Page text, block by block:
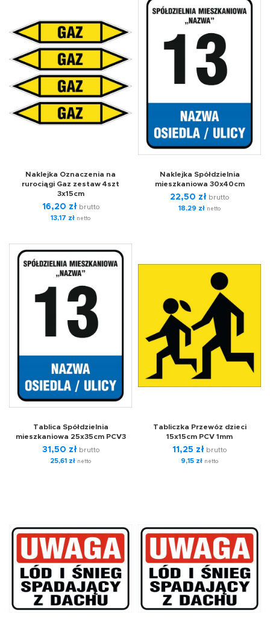
Naklejka Oznaczenia na
rurociągi Gaz zestaw 4szt
3x15cm
16,20 zł brutto
13,17 zł netto
Naklejka Spółdzielnia
mieszkaniowa 30x40cm
22,50 zł brutto
18,29 zł netto
Tablica Spółdzielnia
mieszkaniowa 25x35cm PCV3
31,50 zł brutto
25,61 zł netto
Tabliczka Przewóz dzieci
15x15cm PCV 1mm
11,25 zł brutto
9,15 zł netto